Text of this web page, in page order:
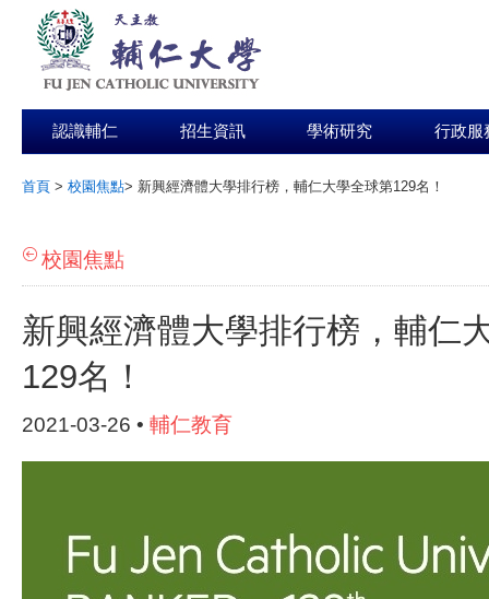
認識輔仁 招生資訊 學術研究 行政服
首頁 > 校園焦點> 新興經濟體大學排行榜，輔仁大學全球第129名！
校園焦點
新興經濟體大學排行榜，輔仁
129名！
2021-03-26 • 輔仁教育